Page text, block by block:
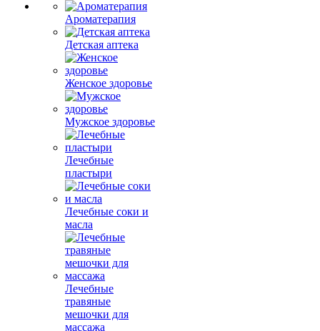
Ароматерапия
Детская аптека
Женское здоровье
Мужское здоровье
Лечебные
пластыри
Лечебные соки и
масла
Лечебные
травяные
мешочки для
массажа